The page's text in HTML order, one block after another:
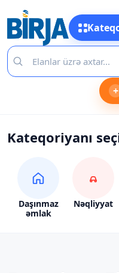
+
Kateqoriyanı
Daşınmaz
əmlak
Nəqliyyat